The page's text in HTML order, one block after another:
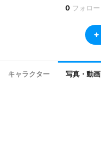
0 フォロー
キャラクター 写真・動画